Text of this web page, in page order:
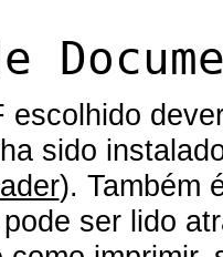
escolhido
sido
). Também
ser lido